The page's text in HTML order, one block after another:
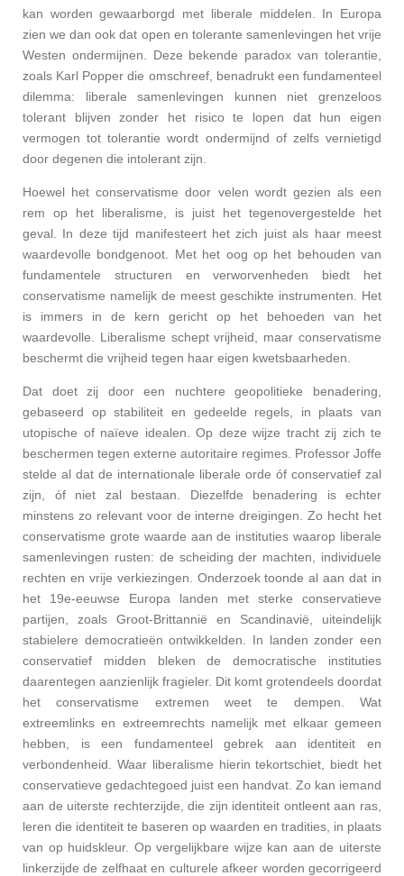
kan worden gewaarborgd met liberale middelen. In Europa
zien we dan ook dat open en tolerante samenlevingen het vrije
Westen ondermijnen. Deze bekende paradox van tolerantie,
zoals Karl Popper die omschreef, benadrukt een fundamenteel
dilemma: liberale samenlevingen kunnen niet grenzeloos
tolerant blijven zonder het risico te lopen dat hun eigen
vermogen tot tolerantie wordt ondermijnd of zelfs vernietigd
door degenen die intolerant zijn.
Hoewel het conservatisme door velen wordt gezien als een
rem op het liberalisme, is juist het tegenovergestelde het
geval. In deze tijd manifesteert het zich juist als haar meest
waardevolle bondgenoot.
Met het oog op het behouden van
fundamentele structuren en verworvenheden biedt het
conservatisme namelijk de meest geschikte instrumenten. Het
is immers in de kern gericht op het behoeden van het
waardevolle. Liberalisme schept vrijheid, maar conservatisme
beschermt die vrijheid tegen haar eigen kwetsbaarheden.
Dat doet zij door een nuchtere geopolitieke benadering,
gebaseerd op stabiliteit en gedeelde regels, in plaats van
utopische of naïeve idealen. Op deze wijze tracht zij zich te
beschermen tegen externe autoritaire regimes. Professor Joffe
stelde al dat de internationale liberale orde óf conservatief zal
zijn, óf niet zal bestaan. Diezelfde benadering is echter
minstens zo relevant voor de interne dreigingen. Zo hecht het
conservatisme grote waarde aan de instituties waarop liberale
samenlevingen rusten: de scheiding der machten, individuele
rechten en vrije verkiezingen. Onderzoek toonde al aan dat in
het 19e-eeuwse Europa landen met sterke conservatieve
partijen, zoals Groot-Brittannië en Scandinavië, uiteindelijk
stabielere democratieën ontwikkelden. In landen zonder een
conservatief midden bleken de democratische instituties
daarentegen aanzienlijk fragieler. Dit komt grotendeels doordat
het conservatisme extremen weet te dempen. Wat
extreemlinks en extreemrechts namelijk met elkaar gemeen
hebben, is een fundamenteel gebrek aan identiteit en
verbondenheid. Waar liberalisme hierin tekortschiet, biedt het
conservatieve gedachtegoed juist een handvat. Zo kan iemand
aan de uiterste rechterzijde, die zijn identiteit ontleent aan ras,
leren die identiteit te baseren op waarden en tradities, in plaats
van op huidskleur. Op vergelijkbare wijze kan aan de uiterste
linkerzijde de zelfhaat en culturele afkeer worden gecorrigeerd